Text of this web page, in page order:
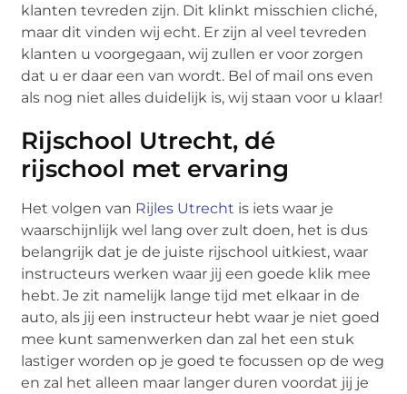
klanten tevreden zijn. Dit klinkt misschien cliché,
maar dit vinden wij echt. Er zijn al veel tevreden
klanten u voorgegaan, wij zullen er voor zorgen
dat u er daar een van wordt. Bel of mail ons even
als nog niet alles duidelijk is, wij staan voor u klaar!
Rijschool Utrecht, dé
rijschool met ervaring
Het volgen van Rijles Utrecht is iets waar je
waarschijnlijk wel lang over zult doen, het is dus
belangrijk dat je de juiste rijschool uitkiest, waar
instructeurs werken waar jij een goede klik mee
hebt. Je zit namelijk lange tijd met elkaar in de
auto, als jij een instructeur hebt waar je niet goed
mee kunt samenwerken dan zal het een stuk
lastiger worden op je goed te focussen op de weg
en zal het alleen maar langer duren voordat jij je